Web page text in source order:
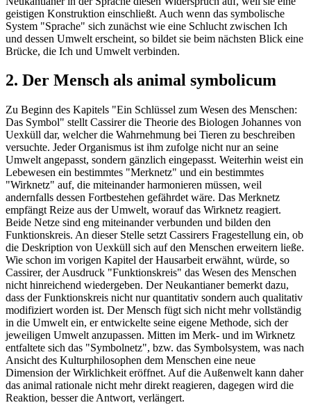
geistigen Konstruktion einschließt. Auch wenn das symbolische
System "Sprache" sich zunächst wie eine Schlucht zwischen Ich
und dessen Umwelt erscheint, so bildet sie beim nächsten Blick eine
Brücke, die Ich und Umwelt verbinden.
2. Der Mensch als animal symbolicum
Zu Beginn des Kapitels "Ein Schlüssel zum Wesen des Menschen:
Das Symbol" stellt Cassirer die Theorie des Biologen Johannes von
Uexküll dar, welcher die Wahrnehmung bei Tieren zu beschreiben
versuchte. Jeder Organismus ist ihm zufolge nicht nur an seine
Umwelt angepasst, sondern gänzlich eingepasst. Weiterhin weist ein
Lebewesen ein bestimmtes "Merknetz" und ein bestimmtes
"Wirknetz" auf, die miteinander harmonieren müssen, weil
andernfalls dessen Fortbestehen gefährdet wäre. Das Merknetz
empfängt Reize aus der Umwelt, worauf das Wirknetz reagiert.
Beide Netze sind eng miteinander verbunden und bilden den
Funktionskreis. An dieser Stelle setzt Cassirers Fragestellung ein, ob
die Deskription von Uexküll sich auf den Menschen erweitern ließe.
Wie schon im vorigen Kapitel der Hausarbeit erwähnt, würde, so
Cassirer, der Ausdruck "Funktionskreis" das Wesen des Menschen
nicht hinreichend wiedergeben. Der Neukantianer bemerkt dazu,
dass der Funktionskreis nicht nur quantitativ sondern auch qualitativ
modifiziert worden ist. Der Mensch fügt sich nicht mehr vollständig
in die Umwelt ein, er entwickelte seine eigene Methode, sich der
jeweiligen Umwelt anzupassen. Mitten im Merk- und im Wirknetz
entfaltete sich das "Symbolnetz", bzw. das Symbolsystem, was nach
Ansicht des Kulturphilosophen dem Menschen eine neue
Dimension der Wirklichkeit eröffnet. Auf die Außenwelt kann daher
das animal rationale nicht mehr direkt reagieren, dagegen wird die
Reaktion, besser die Antwort, verlängert.